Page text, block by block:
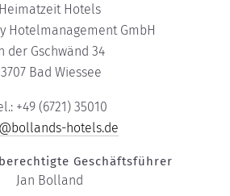
Heimatzeit Hotels
Hotelmanagement GmbH
der Gschwänd 34
Bad Wiessee
+49 (6721) 35010
hotels.de
Geschäftsführer
Jan Bolland